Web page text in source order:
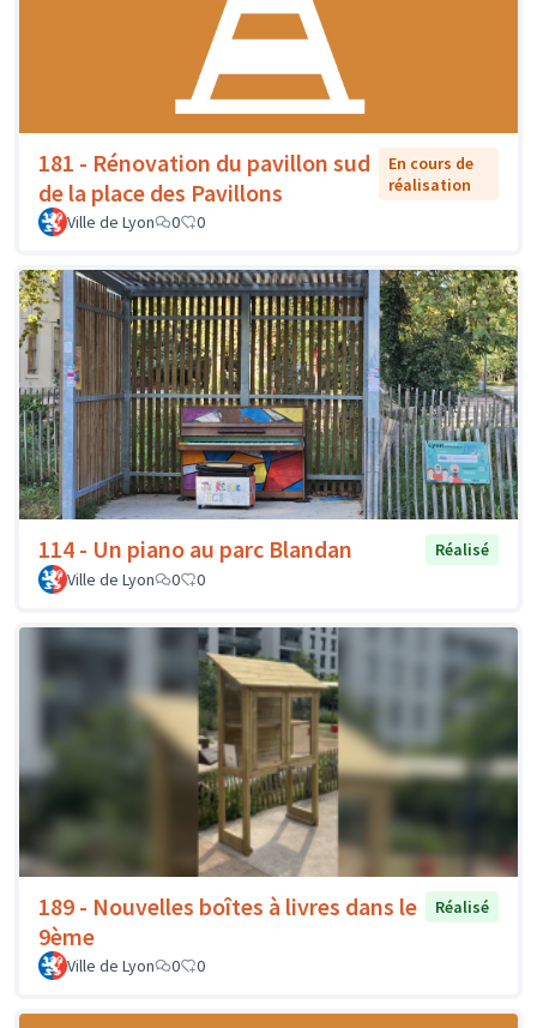
181 - Rénovation du pavillon sud
de la place des Pavillons
En cours de
réalisation
Ville de Lyon
0 0
114 - Un piano au parc Blandan
Réalisé
Ville de Lyon
0 0
189 - Nouvelles boîtes à livres dans le
9ème
Réalisé
Ville de Lyon 0 0